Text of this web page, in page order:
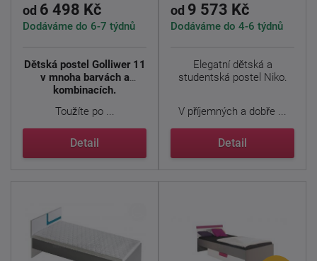
od 6 498 Kč
Dodáváme do 6-7 týdnů
Dětská postel Golliwer 11
v mnoha barvách a
kombinacích.
Toužíte po ...
Detail
od 9 573 Kč
Dodáváme do 4-6 týdnů
Elegatní dětská a
studentská postel Niko.
V příjemných a dobře ...
Detail